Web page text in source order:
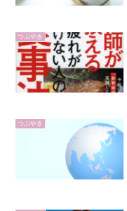
つぶやき
つぶやき